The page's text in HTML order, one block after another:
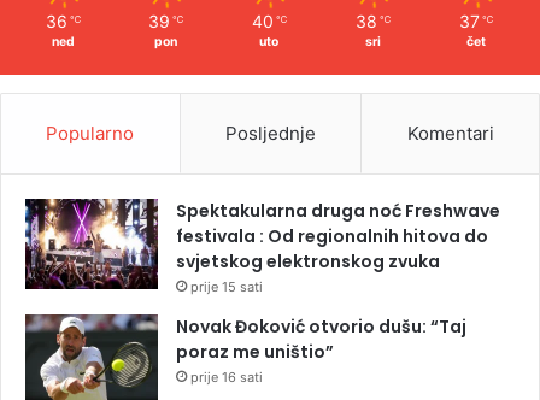
36 ℃
ned
39 ℃
pon
40 ℃
uto
38 ℃
sri
37 ℃
čet
Popularno Posljednje Komentari
Spektakularna druga noć Freshwave
festivala : Od regionalnih hitova do
svjetskog elektronskog zvuka
prije 15 sati
Novak Đoković otvorio dušu: “Taj
poraz me uništio”
prije 16 sati